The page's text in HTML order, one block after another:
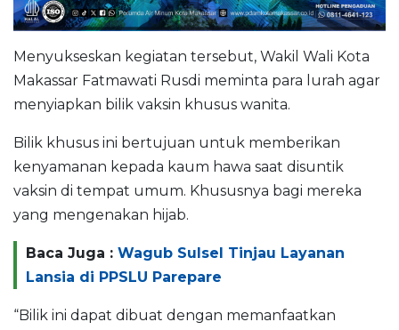
Menyukseskan kegiatan tersebut, Wakil Wali Kota
Makassar Fatmawati Rusdi meminta para lurah agar
menyiapkan bilik vaksin khusus wanita.
Bilik khusus ini bertujuan untuk memberikan
kenyamanan kepada kaum hawa saat disuntik
vaksin di tempat umum. Khususnya bagi mereka
yang mengenakan hijab.
Baca Juga : Wagub Sulsel Tinjau Layanan
Lansia di PPSLU Parepare
“Bilik ini dapat dibuat dengan memanfaatkan